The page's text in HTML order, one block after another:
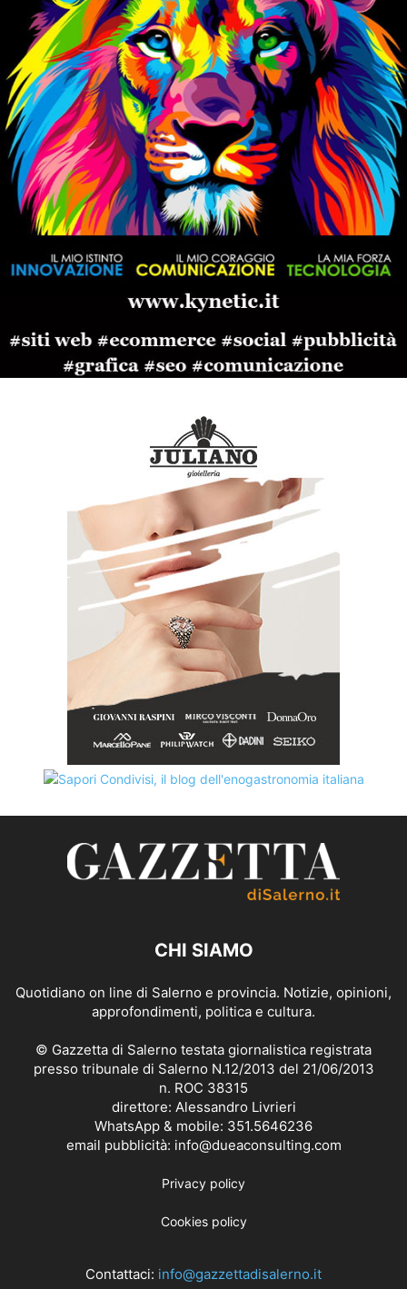
CHI SIAMO
Quotidiano on line di Salerno e provincia. Notizie, opinioni,
approfondimenti, politica e cultura.
© Gazzetta di Salerno testata giornalistica registrata
presso tribunale di Salerno N.12/2013 del 21/06/2013
n. ROC 38315
direttore: Alessandro Livrieri
WhatsApp & mobile: 351.5646236
email pubblicità: info@dueaconsulting.com
Privacy policy
Cookies policy
Contattaci: info@gazzettadisalerno.it